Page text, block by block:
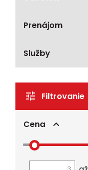
Prenájom
Služby
Filtrovanie
Cena